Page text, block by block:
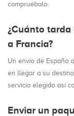
compruébalo.
¿Cuánto
a Francia?
Un envío de España
en llegar a su destino
servicio elegido así
Enviar un